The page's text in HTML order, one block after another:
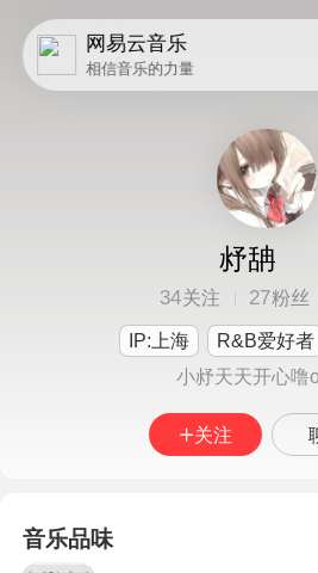
网易云音乐
相信音乐的力量
沀舑
34关注 27粉丝
IP:上海
R&B爱好者
小沀天天开心噜
关注
音乐品味